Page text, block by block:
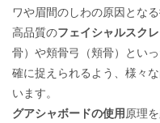
ワや眉間のしわの原因とな
高品質のフェイシャルスク
骨）や頬骨弓（頬骨）とい
確に捉えられるよう、様々
います。
グアシャボードの使用 原理